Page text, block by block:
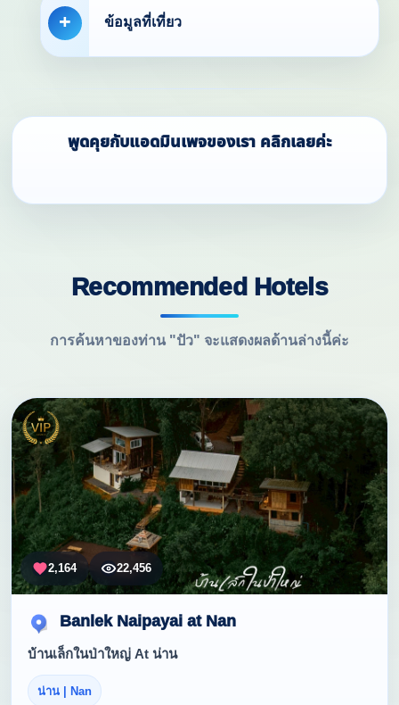
ข้อมูลที่เที่ยว
พูดคุยกับแอดมินเพจของเรา คลิกเลยค่ะ
Recommended Hotels
การค้นหาของท่าน "ปัว" จะแสดงผลด้านล่างนี้ค่ะ
2,164 22,456
Banlek Naipayai at Nan
บ้านเล็กในป่าใหญ่ At น่าน
น่าน | Nan